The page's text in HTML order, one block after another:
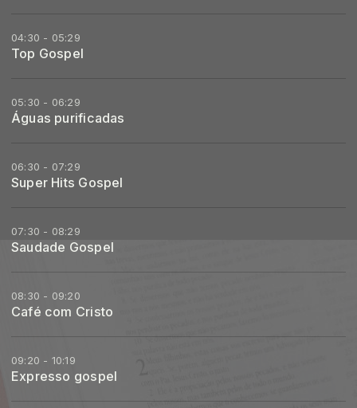
04:30 - 05:29
Top Gospel
05:30 - 06:29
Águas purificadas
06:30 - 07:29
Super Hits Gospel
07:30 - 08:29
Saudade Gospel
08:30 - 09:20
Café com Cristo
09:20 - 10:19
Expresso gospel